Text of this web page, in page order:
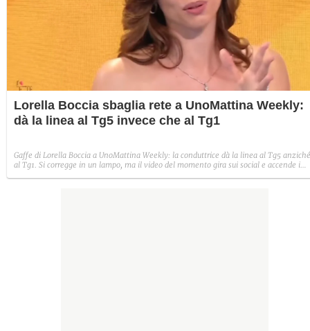
Lorella Boccia sbaglia rete a UnoMattina Weekly:
dà la linea al Tg5 invece che al Tg1
Gaffe di Lorella Boccia a UnoMattina Weekly: la conduttrice dà la linea al Tg5 anziché
al Tg1. Si corregge in un lampo, ma il video del momento gira sui social e accende i